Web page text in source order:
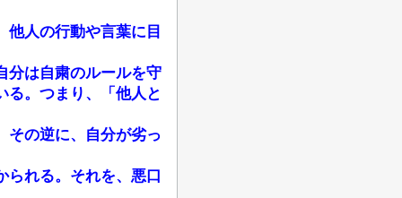
他人の行動や言葉に目
分は自粛のルールを守
る。つまり、「他人と
その逆に、自分が劣っ
られる。それを、悪口